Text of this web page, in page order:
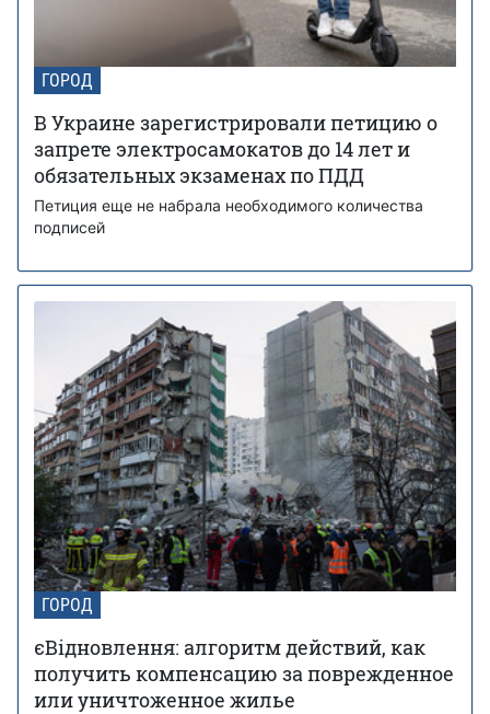
ГОРОД
В Украине зарегистрировали петицию о
запрете электросамокатов до 14 лет и
обязательных экзаменах по ПДД
Петиция еще не набрала необходимого количества
подписей
ГОРОД
єВідновлення: алгоритм действий, как
получить компенсацию за поврежденное
или уничтоженное жилье